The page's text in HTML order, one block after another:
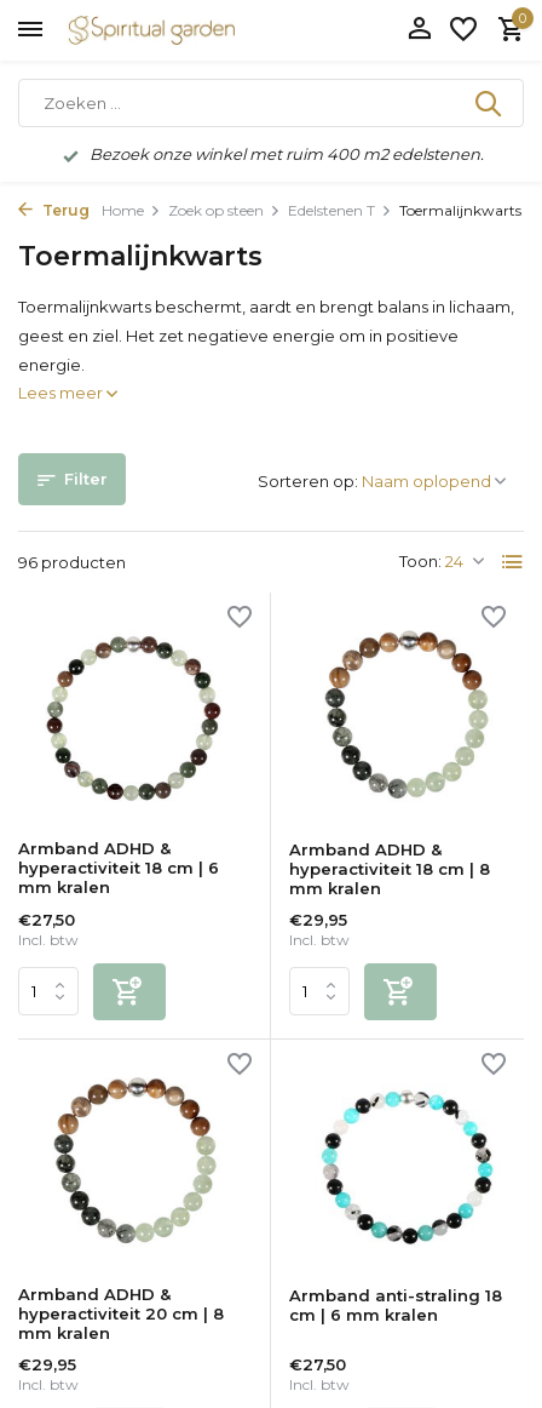
0
Bezoek onze winkel met ruim 400 m2 edelstenen.
Terug Home Zoek op steen Edelstenen T Toermalijnkwarts
Toermalijnkwarts
Toermalijnkwarts beschermt, aardt en brengt balans in lichaam,
geest en ziel. Het zet negatieve energie om in positieve
energie.
Lees meer
Filter
96 producten Toon:
Sorteren op:
Armband ADHD &
hyperactiviteit 18 cm | 6
mm kralen
€27,50
Incl. btw
Armband ADHD &
hyperactiviteit 18 cm | 8
mm kralen
€29,95
Incl. btw
Armband ADHD &
hyperactiviteit 20 cm | 8
mm kralen
€29,95
Incl. btw
Armband anti-straling 18
cm | 6 mm kralen
€27,50
Incl. btw